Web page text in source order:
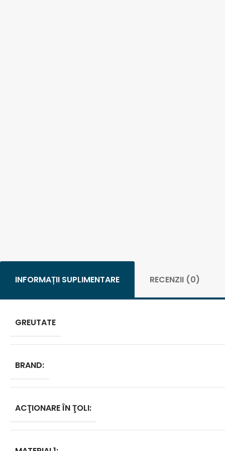
INFORMAȚII SUPLIMENTARE RECENZII (0)
GREUTATE
BRAND:
ACŢIONARE ÎN ŢOLI: